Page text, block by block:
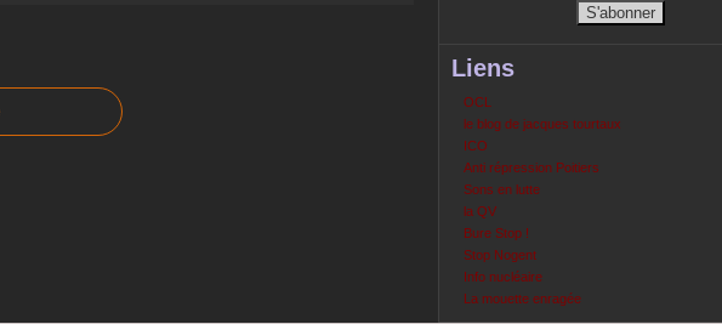
Liens
OCL
le blog de jacques tourtaux
ICO
Anti répression Poitiers
Sons en lutte
la QV
Bure Stop !
Stop Nogent
Info nucléaire
La mouette enragée